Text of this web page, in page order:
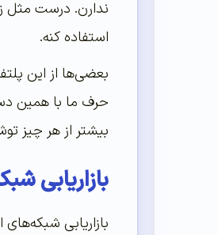
استفاده کنه.
بعضی‌ها از این
حرف ما با همین
بیشتر از هر چیز
بازاریابی